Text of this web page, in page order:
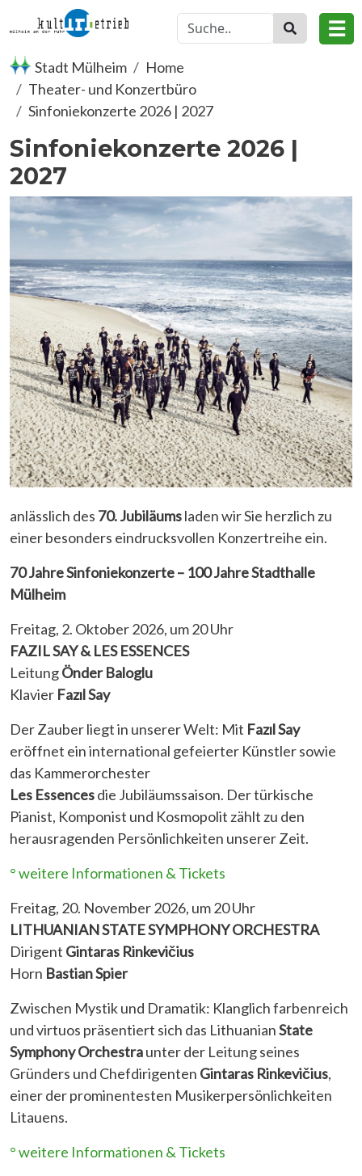
Skip to main content
☰
Stadt Mülheim
Home
Theater- und Konzertbüro
Sinfoniekonzerte 2026 | 2027
Sinfoniekonzerte 2026 |
2027
anlässlich des 70. Jubiläumsladen wir Sie herzlich zu
einer besonders eindrucksvollen Konzertreihe ein.
70 Jahre Sinfoniekonzerte – 100 Jahre Stadthalle
Mülheim
Freitag, 2. Oktober 2026, um 20 Uhr
FAZIL SAY & LES ESSENCES
LeitungÖnder Baloglu
Klavier Fazıl Say
Der Zauber liegt in unserer Welt: Mit Fazıl Say
eröffnet ein international gefeierter Künstler sowie
das Kammerorchester
Les Essencesdie Jubiläumssaison. Der türkische
Pianist, Komponist und Kosmopolit zählt zu den
herausragenden Persönlichkeiten unserer Zeit.
° weitere Informationen & Tickets
Freitag, 20. November 2026, um 20 Uhr
LITHUANIAN STATE SYMPHONY ORCHESTRA
Dirigent Gintaras Rinkevičius
Horn Bastian Spier
Zwischen Mystik und Dramatik: Klanglich farbenreich
und virtuos präsentiert sich das LithuanianState
Symphony Orchestraunter der Leitung seines
Gründers und Chefdirigenten Gintaras Rinkevičius,
einer der prominentesten Musikerpersönlichkeiten
Litauens.
° weitere Informationen & Tickets